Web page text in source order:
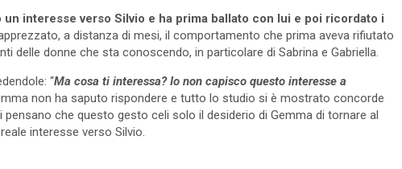
interesse verso Silvio e ha prima ballato con lui e poi ricordato i
a distanza di mesi, il comportamento che prima aveva rifiutato
delle donne che sta conoscendo, in particolare di Sabrina e Gabriella.
“Ma cosa ti interessa? Io non capisco questo interesse a
non ha saputo rispondere e tutto lo studio si è mostrato concorde
che questo gesto celi solo il desiderio di Gemma di tornare al
interesse verso Silvio.